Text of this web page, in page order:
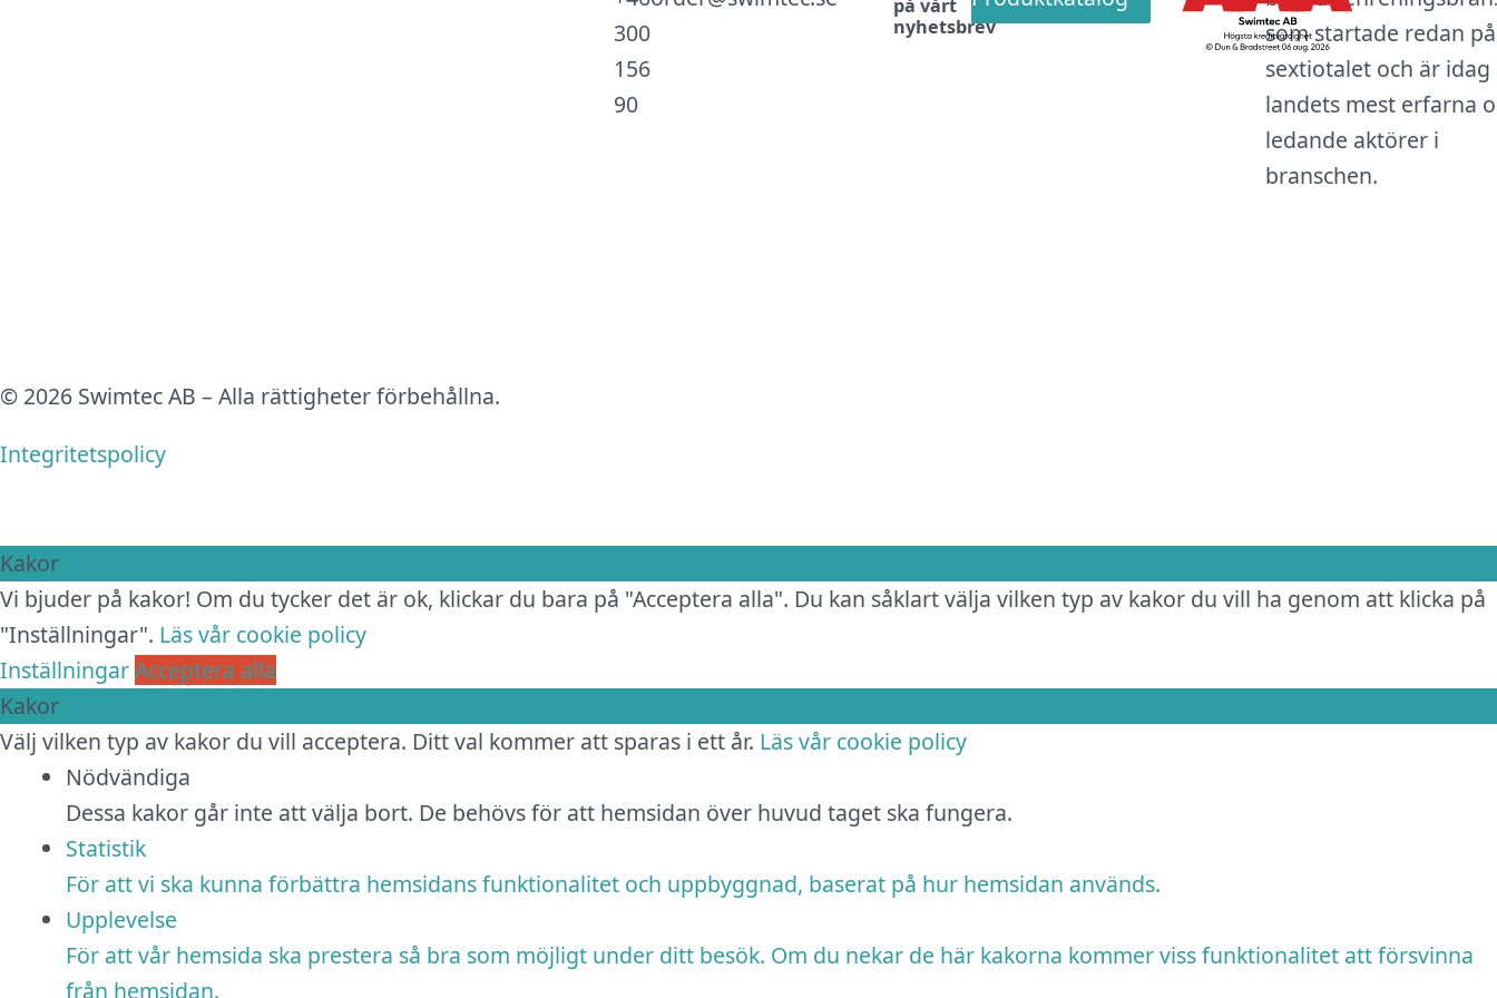
som startade redan på
sextiotalet och är idag
landets mest erfarna
ledande aktörer i
branschen.
300
156
90
på vårt
nyhetsbrev
© 2026 Swimtec AB – Alla rättigheter förbehållna.
Integritetspolicy
Kakor
Vi bjuder på kakor! Om du tycker det är ok, klickar du bara på "Acceptera alla". Du kan såklart välja vilken typ av kakor du vill ha genom att klicka på
"Inställningar". Läs vår cookie policy
InställningarAcceptera alla
Kakor
Välj vilken typ av kakor du vill acceptera. Ditt val kommer att sparas i ett år. Läs vår cookie policy
Nödvändiga
Dessa kakor går inte att välja bort. De behövs för att hemsidan över huvud taget ska fungera.
Statistik
För att vi ska kunna förbättra hemsidans funktionalitet och uppbyggnad, baserat på hur hemsidan används.
Upplevelse
För att vår hemsida ska prestera så bra som möjligt under ditt besök. Om du nekar de här kakorna kommer viss funktionalitet att försvinna
från hemsidan.